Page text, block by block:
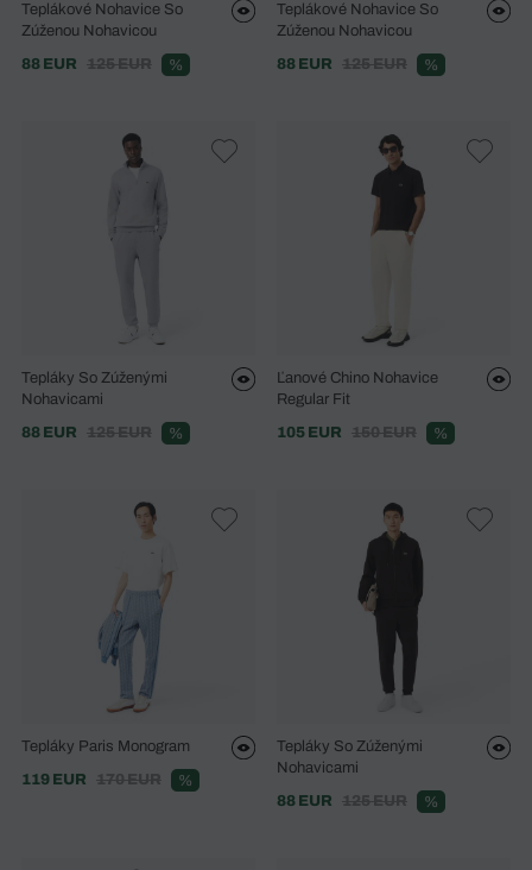
Teplákové Nohavice So
Zúženou Nohavicou
88 EUR
125 EUR %
Teplákové Nohavice So
Zúženou Nohavicou
88 EUR
125 EUR %
Tepláky So Zúženými
Nohavicami
88 EUR
125 EUR %
Ľanové Chino Nohavice
Regular Fit
105 EUR
150 EUR %
Tepláky Paris Monogram
119 EUR
170 EUR %
Tepláky So Zúženými
Nohavicami
88 EUR
125 EUR %